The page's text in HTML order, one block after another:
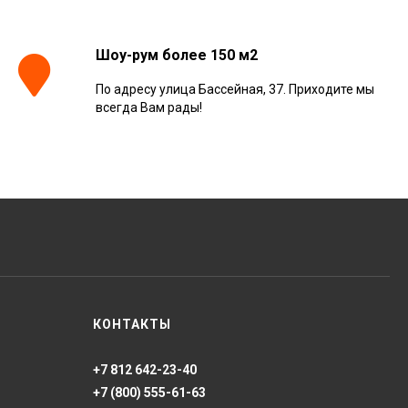
Керамогранит
Шоу-рум более 150 м2
По адресу улица Бассейная, 37. Приходите мы
всегда Вам рады!
КОНТАКТЫ
+7 812 642-23-40
+7 (800) 555-61-63